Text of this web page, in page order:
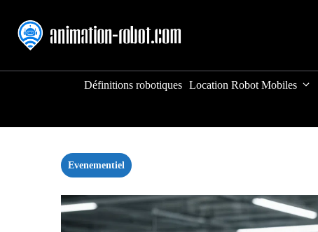
contenu
Définitions robotiques Location Robot Mobiles
Evenementiel